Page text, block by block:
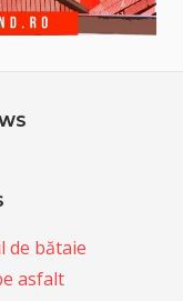
de bătaie
asfalt